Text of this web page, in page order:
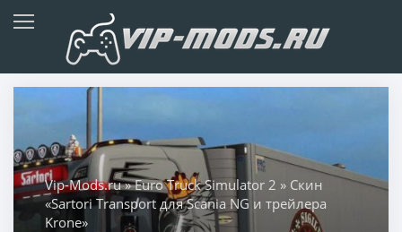
Vip-Mods.ru»Euro Truck Simulator 2 » Скин
«Sartori Transport для Scania NG и трейлера
Krone»